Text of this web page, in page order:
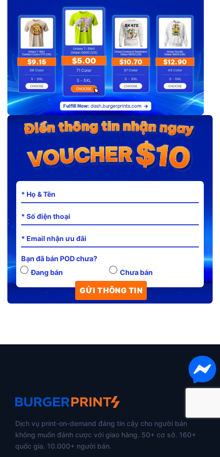
Bạn đã bán POD chưa?
Đang bán
Chưa bán
Dịch vụ print-on-demand đáng tin cậy cho người bán
không muốn đánh cược với giao hàng. 50+ cơ sở. 160+
quốc gia. 10.000+ người bán.